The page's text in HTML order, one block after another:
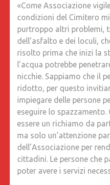
«Come Associazione
condizioni del Cimitero
purtroppo altri problemi,
dell’asfalto e dei loculi,
risolto prima che inizi la
l’acqua potrebbe
nicchie. Sappiamo che il
ridotto, per questo
impiegare delle persone
eseguire lo spazzamento.
essere un richiamo da
ma solo un’attenzione
dell’Associazione per
cittadini. Le persone che
poter avere i servizi